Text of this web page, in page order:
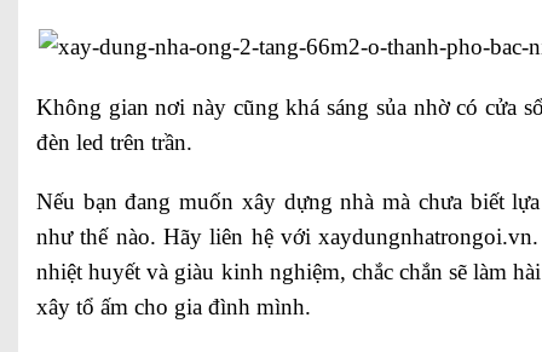
Không gian nơi này cũng khá sáng sủa nhờ có cửa
đèn led trên trần.
Nếu bạn đang muốn xây dựng nhà mà chưa biết
như thế nào. Hãy liên hệ với
nhiệt huyết và giàu kinh nghiệm, chắc chắn sẽ làm
xây tổ ấm cho gia đình mình.